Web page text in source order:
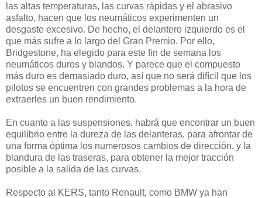
las altas temperaturas, las curvas rápidas y el abrasivo
asfalto, hacen que los neumáticos experimenten un
desgaste excesivo. De hecho, el delantero izquierdo es el
que más sufre a lo largo del Gran Premio. Por ello,
Bridgestone, ha elegido para este fin de semana los
neumáticos duros y blandos. Y parece que el compuesto
más duro es demasiado duro, así que no será difícil que los
pilotos se encuentren con grandes problemas a la hora de
extraerles un buen rendimiento.
En cuanto a las suspensiones, habrá que encontrar un buen
equilibrio entre la dureza de las delanteras, para afrontar de
una forma óptima los numerosos cambios de dirección, y la
blandura de las traseras, para obtener la mejor tracción
posible a la salida de las curvas.
Respecto al KERS, tanto Renault, como BMW ya han